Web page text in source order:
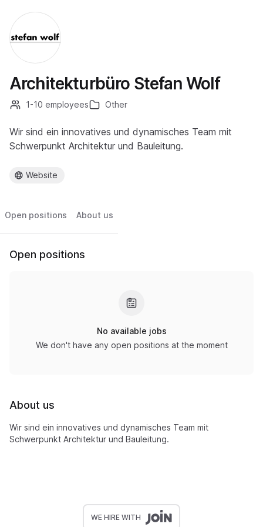
Architekturbüro Stefan Wolf
1-10 employees Other
Wir sind ein innovatives und dynamisches Team mit
Schwerpunkt Architektur und Bauleitung.
Website
Open positions About us
Open positions
No available jobs
We don't have any open positions at the moment
About us
Wir sind ein innovatives und dynamisches Team mit
Schwerpunkt Architektur und Bauleitung.
WE HIRE WITH